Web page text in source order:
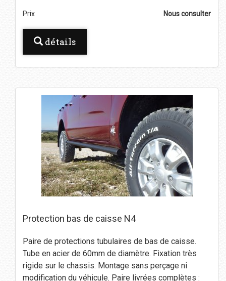
Prix Nous consulter
détails
Protection bas de caisse N4
Paire de protections tubulaires de bas de caisse.
Tube en acier de 60mm de diamètre. Fixation très
rigide sur le chassis. Montage sans perçage ni
modification du véhicule. Paire livrées complètes :